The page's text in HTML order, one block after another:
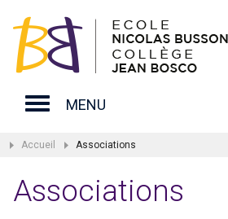
MENU
Accueil Associations
Associations